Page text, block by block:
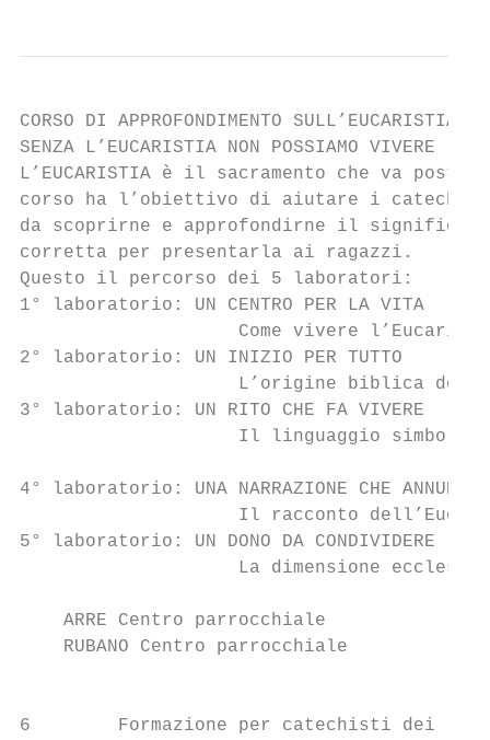
CORSO DI APPROFONDIMENTO SULL’EUCARISTIA
SENZA L’EUCARISTIA NON POSSIAMO VIVERE
L’EUCARISTIA è il sacramento che va
corso ha l’obiettivo di aiutare i
da scoprirne e approfondirne il
corretta per presentarla ai ragazzi.
Questo il percorso dei 5 laboratori:
1° laboratorio: UN CENTRO PER LA VITA
Come vivere
2° laboratorio: UN INIZIO PER TUTTO
L’origine biblica
3° laboratorio: UN RITO CHE FA VIVERE
Il linguaggio
4° laboratorio: UNA NARRAZIONE CHE ANNUNCIA
Il racconto
5° laboratorio: UN DONO DA CONDIVIDERE
La dimensione
ARRE Centro parrocchiale
RUBANO Centro parrocchiale
6        Formazione per catechisti dei